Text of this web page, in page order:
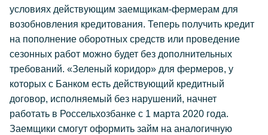
условиях действующим заемщикам-фермерам для
возобновления кредитования. Теперь получить кредит
на пополнение оборотных средств или проведение
сезонных работ можно будет без дополнительных
требований. «Зеленый коридор» для фермеров, у
которых с Банком есть действующий кредитный
договор, исполняемый без нарушений, начнет
работать в Россельхозбанке с 1 марта 2020 года.
Заемщики смогут оформить займ на аналогичную